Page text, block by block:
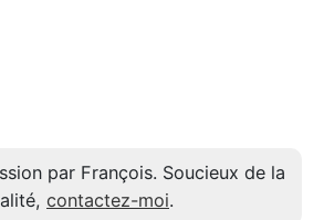
par François. Soucieux de la
contactez-moi.